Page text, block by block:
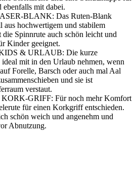
ebenfalls mit dabei.
BLANK: Das Ruten-Blank
aus hochwertigem und stabilem
die Spinnrute auch schön leicht und
Kinder geeignet.
& URLAUB: Die kurze
mit in den Urlaub nehmen, wenn
Forelle, Barsch oder auch mal Aal
und sie ist
verstaut.
GRIFF: Für noch mehr Komfort
für einen Korkgriff entschieden.
schön weich und angenehm und
Abnutzung.